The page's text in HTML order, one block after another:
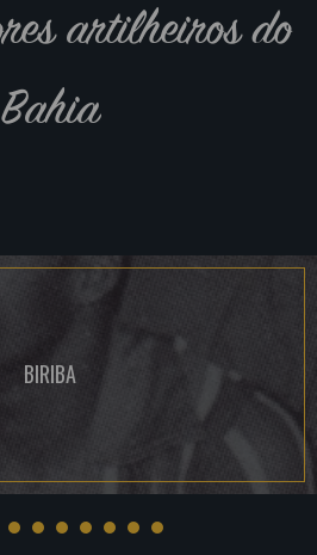
artilheiros do
Bahia
BIRIBA